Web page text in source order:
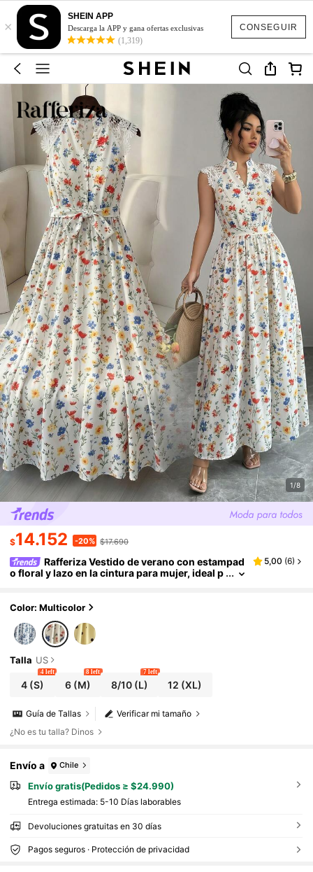
CONSEGUIR
×
SHEIN APP
Descarga la APP y gana ofertas exclusivas
(1,319)
1/8
$14.152 -20% $17.690
Rafferiza Vestido de verano con estampad
o floral y lazo en la cintura para mujer, ideal p
5,00 (6)
Color: Multicolor
Talla US
4 (S)
4 left
6 (M)
8 left
8/10(L)
7 left
12 (XL)
Verificar mi tamaño
Guía de Tallas
¿No es tu talla? Dinos
Envío a Chile
Envío gratis(Pedidos ≥ $24.990)
Entrega estimada: 5-10 Días laborables
Devoluciones gratuitas en 30 días
Pagos seguros · Protección de privacidad